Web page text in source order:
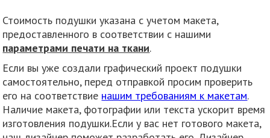
Стоимость подушки указана с учетом макета,
предоставленного в соответствии с нашими
параметрами печати на ткани.
Если вы уже создали графический проект подушки
самостоятельно, перед отправкой просим проверить
его на соответствие нашим требованиям к макетам.
Наличие макета, фотографии или текста ускорит время
изготовления подушки.Если у вас нет готового макета,